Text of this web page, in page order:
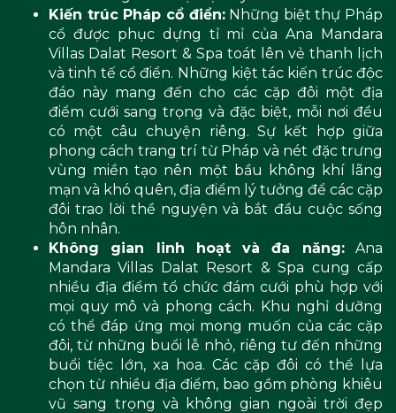
Kiến trúc Pháp cổ điển:Những biệt thự Pháp
cổ được phục dựng tỉ mỉ của Ana Mandara
Villas Dalat Resort & Spa toát lên vẻ thanh lịch
và tinh tế cổ điển. Những kiệt tác kiến trúc độc
đáo này mang đến cho các cặp đôi một địa
điểm cưới sang trọng và đặc biệt, mỗi nơi đều
có một câu chuyện riêng. Sự kết hợp giữa
phong cách trang trí từ Pháp và nét đặc trưng
vùng miền tạo nên một bầu không khí lãng
mạn và khó quên, địa điểm lý tưởng để các cặp
đôi trao lời thề nguyện và bắt đầu cuộc sống
hôn nhân.
Không gian linh hoạt và đa năng:Ana
Mandara Villas Dalat Resort & Spa cung cấp
nhiều địa điểm tổ chức đám cưới phù hợp với
mọi quy mô và phong cách. Khu nghỉ dưỡng
có thể đáp ứng mọi mong muốn của các cặp
đôi, từ những buổi lễ nhỏ, riêng tư đến những
buổi tiệc lớn, xa hoa. Các cặp đôi có thể lựa
chọn từ nhiều địa điểm, bao gồm phòng khiêu
vũ sang trọng và không gian ngoài trời đẹp